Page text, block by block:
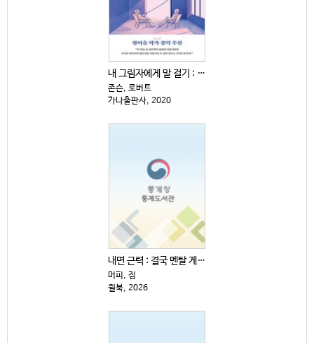
내 그림자에게 말 걸기 : 융 심리학이 말하는 내 안의...
존슨, 로버트
가나출판사, 2020
내면 근력 : 결국 멘탈 게임이다
머피, 짐
윌북, 2026